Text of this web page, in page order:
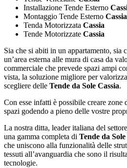
Installazione Tende Esterno
Montaggio Tende Esterno Cassia
Tenda Motorizzata Cassia
Tende Motorizzate Cassia
Sia che si abiti in un appartamento, sia
un’area esterna alle mura di casa da
commerciale che prevede spazi ampi
vista, la soluzione migliore per
scegliere delle Tende da Sole Cassia.
Con esse infatti è possibile creare zone
spazi godendo a pieno delle vostre
La nostra ditta, leader italiana del
una gamma completa di Tende da Sole
che uniscono alla funzionalità delle
tessuti all’avanguardia che sono il
tecnologie.